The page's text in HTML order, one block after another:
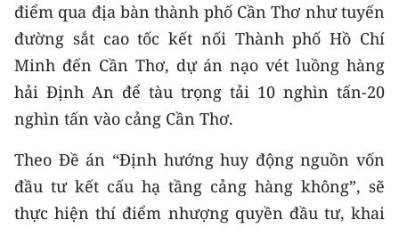
điểm qua địa bàn thành phố Cần Thơ như tuyến
đường sắt cao tốc kết nối Thành phố Hồ Chí
Minh đến Cần Thơ, dự án nạo vét luồng hàng
hải Định An để tàu trọng tải 10 nghìn tấn-20
nghìn tấn vào cảng Cần Thơ.
Theo Đề án “Định hướng huy động nguồn vốn
đầu tư kết cấu hạ tầng cảng hàng không”, sẽ
thực hiện thí điểm nhượng quyền đầu tư, khai